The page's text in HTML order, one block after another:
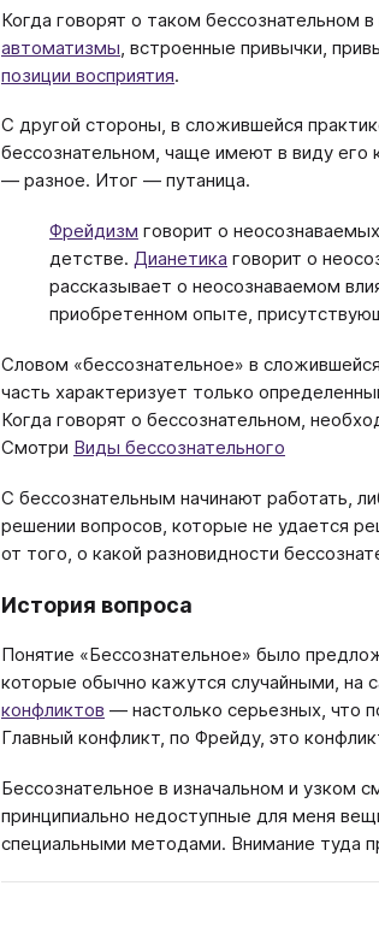
Когда говорят о таком
автоматизмы , встроенные привычки,
позиции восприятия.
С другой стороны, в сложившейся
бессознательном, чаще имеют в виду
— разное. Итог — путаница.
Фрейдизм говорит о
детстве. Дианетика говорит о
рассказывает о неосознаваемом
приобретенном опыте,
Словом «бессознательное» в
часть характеризует только
Когда говорят о бессознательном,
Смотри Виды бессознательного
С бессознательным начинают работать,
решении вопросов, которые не удается
от того, о какой разновидности
История вопроса
Понятие «Бессознательное» было
которые обычно кажутся случайными, на
конфликтов — настолько серьезных, что
Главный конфликт, по Фрейду, это
Бессознательное в изначальном и узком
принципиально недоступные для меня
специальными методами. Внимание туда